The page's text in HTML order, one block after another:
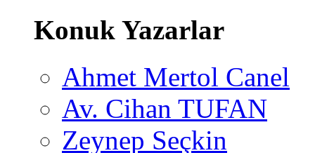
Konuk Yazarlar
Ahmet Mertol Canel
Av. Cihan TUFAN
Zeynep Seçkin